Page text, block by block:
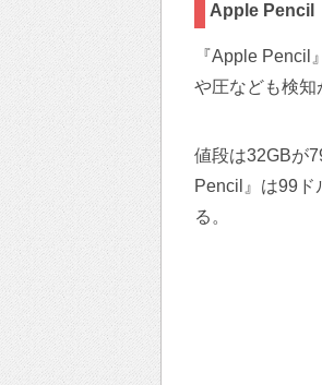
Apple Pencil
『Apple Pencil
や圧なども検知
値段は32GBが
Pencil』は99ド
る。